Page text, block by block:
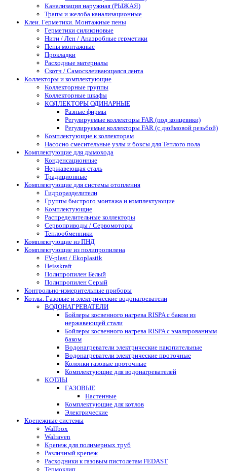
Канализация наружная (РЫЖАЯ)
Трапы и желоба канализационные
Клеи. Герметики. Монтажные пены
Герметики силиконовые
Нити / Лен / Анаэробные герметики
Пены монтажные
Прокладки
Расходные материалы
Скотч / Самосклеивающаяся лента
Коллекторы и комплектующие
Коллекторные группы
Коллекторные шкафы
КОЛЛЕКТОРЫ ОДИНАРНЫЕ
Разные фирмы
Регулируемые коллекторы FAR (под концевики)
Регулируемые коллекторы FAR (с дюймовой резьбой)
Комплектующие к коллекторам
Насосно смесительные узлы и боксы для Теплого пола
Комплектующие для дымохода
Конденсационные
Нержавеющая сталь
Традиционные
Комплектующие для системы отопления
Гидроразделители
Группы быстрого монтажа и комплектующие
Комплектующие
Распределительные коллекторы
Сервоприводы / Сервомоторы
Теплообменники
Комплектующие из ПНД
Комплектующие из полипропилена
FV-plast / Ekoplastik
Heisskraft
Полипропилен Белый
Полипропилен Серый
Контрольно-измерительные приборы
Котлы. Газовые и электрические водонагреватели
ВОДОНАГРЕВАТЕЛИ
Бойлеры косвенного нагрева RISPA с баком из
нержавеющей стали
Бойлеры косвенного нагрева RISPA с эмалированным
баком
Водонагреватели электрические накопительные
Водонагреватели электрические проточные
Колонки газовые проточные
Комплектующие для водонагревателей
КОТЛЫ
ГАЗОВЫЕ
Настенные
Комплектующие для котлов
Электрические
Крепежные системы
Wallbox
Walraven
Крепеж для полимерных труб
Различный крепеж
Расходники к газовым пистолетам FEDAST
Термоклип